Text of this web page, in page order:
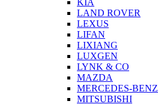
KIA
LAND ROVER
LEXUS
LIFAN
LIXIANG
LUXGEN
LYNK & CO
MAZDA
MERCEDES-BENZ
MITSUBISHI